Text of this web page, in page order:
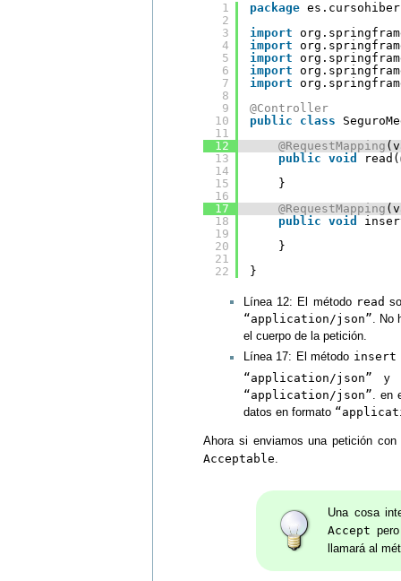
1
2
3
4
5
6
7
8
9
10
11
12
13
14
15
16
17
18
19
20
21
22
package
import
import
import
import
import
@Controller
public
class
@RequestMapping
public void read(
}
@RequestMapping
public void
}
}
Línea 12: El método read
“application/json”. No
el cuerpo de la petición.
Línea 17: El método insert
“application/json” y
“application/json” .
datos en formato
Ahora si enviamos una petición
Acceptable
Una cosa
Accept
llamará al